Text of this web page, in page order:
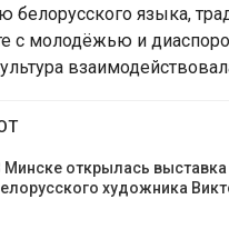
белорусского языка,
с молодёжью и
Минске открылась выставка
художника